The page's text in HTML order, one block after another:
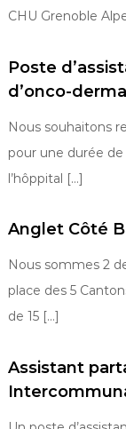
CHU Grenoble
Poste
d’onco-
Nous souhaitons
pour une durée
l’hôppital […]
Anglet Côté
Nous sommes 2
place des 5
de 15 […]
Assistant